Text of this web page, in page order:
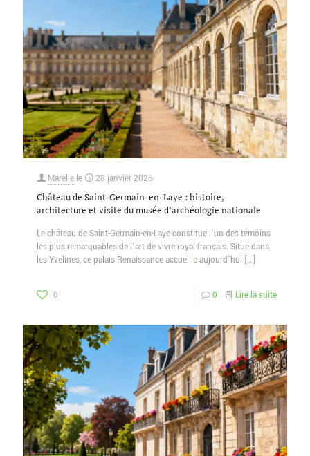
Marelle le 28 janvier 2026
Château de Saint-Germain-en-Laye : histoire,
architecture et visite du musée d’archéologie nationale
Le château de Saint-Germain-en-Laye constitue l’un des témoins
les plus remarquables de l’art de vivre royal français. Situé dans
les Yvelines, ce palais Renaissance accueille aujourd’hui […]
0 0 Lire la suite